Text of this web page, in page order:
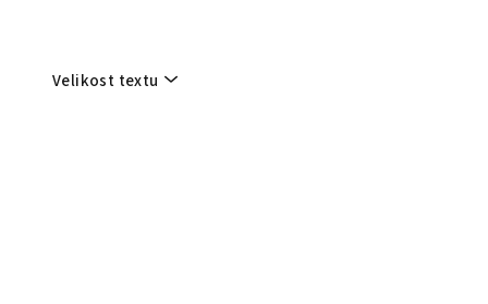
Velikost textu